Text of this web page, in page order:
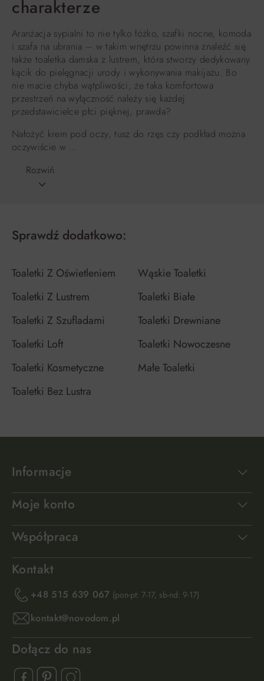
charakterze
Aranżacja sypialni to nie tylko łóżko, szafki nocne, komoda
i szafa na ubrania – w takim wnętrzu powinna znaleźć się
także toaletka damska z lustrem, która stworzy dedykowany
kącik do pielęgnacji urody i wykonywania makijażu. Bo
nie macie chyba wątpliwości, że taka komfortowa
przestrzeń na wyłączność należy się każdej
przedstawicielce płci pięknej, prawda?
Nałożyć krem pod oczy, tusz do rzęs czy podkład można
oczywiście w …
Rozwiń
Sprawdź dodatkowo:
Toaletki Z Oświetleniem
Wąskie Toaletki
Toaletki Z Lustrem
Toaletki Białe
Toaletki Z Szufladami
Toaletki Drewniane
Toaletki Loft
Toaletki Nowoczesne
Toaletki Kosmetyczne
Małe Toaletki
Toaletki Bez Lustra
Informacje
Moje konto
Współpraca
Kontakt
+48 515 639 067 (pon-pt: 7-17, sb-nd: 9-17)
kontakt@novodom.pl
Dołącz do nas